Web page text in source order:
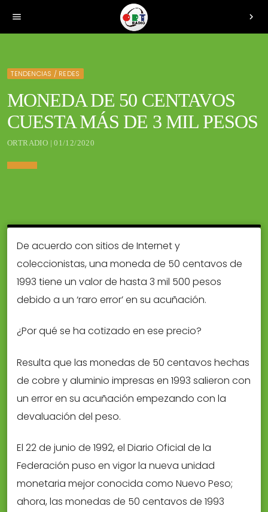
menu chevron_right
TENDENCIAS / REDES
MONEDA DE 50 CENTAVOS
CUESTA MÁS DE 3 MIL PESOS
ORTRADIO | 01/12/2020
De acuerdo con sitios de Internet y
coleccionistas, una moneda de 50 centavos de
1993 tiene un valor de hasta 3 mil 500 pesos
debido a un ‘raro error’ en su acuñación.
¿Por qué se ha cotizado en ese precio?
Resulta que las monedas de 50 centavos hechas
de cobre y aluminio impresas en 1993 salieron con
un error en su acuñación empezando con la
devaluación del peso.
El 22 de junio de 1992, el Diario Oficial de la
Federación puso en vigor la nueva unidad
monetaria mejor conocida como Nuevo Peso;
ahora, las monedas de 50 centavos de 1993